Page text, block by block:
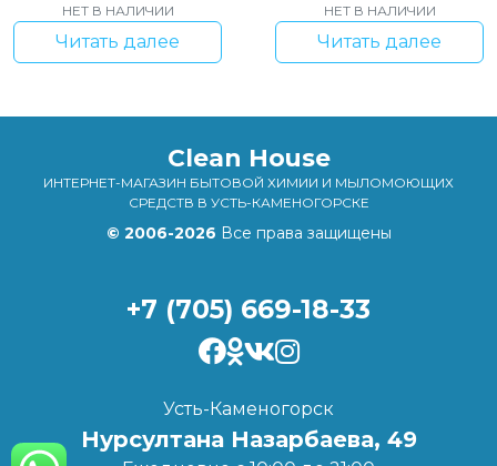
НЕТ В НАЛИЧИИ
Читать далее
НЕТ В НАЛИЧИИ
Читать далее
Clean House
ИНТЕРНЕТ-МАГАЗИН БЫТОВОЙ ХИМИИ И МЫЛОМОЮЩИХ
СРЕДСТВ В УСТЬ-КАМЕНОГОРСКЕ
© 2006-2026 Все права защищены
+7 (705) 669-18-33
Усть-Каменогорск
Нурсултана Назарбаева, 49